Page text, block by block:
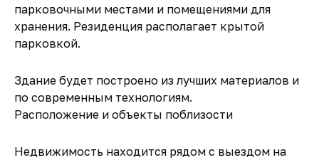
парковочными местами и помещениями для
хранения. Резиденция располагает крытой
парковкой.
Здание будет построено из лучших материалов и
по современным технологиям.
Расположение и объекты поблизости
Недвижимость находится рядом с выездом на